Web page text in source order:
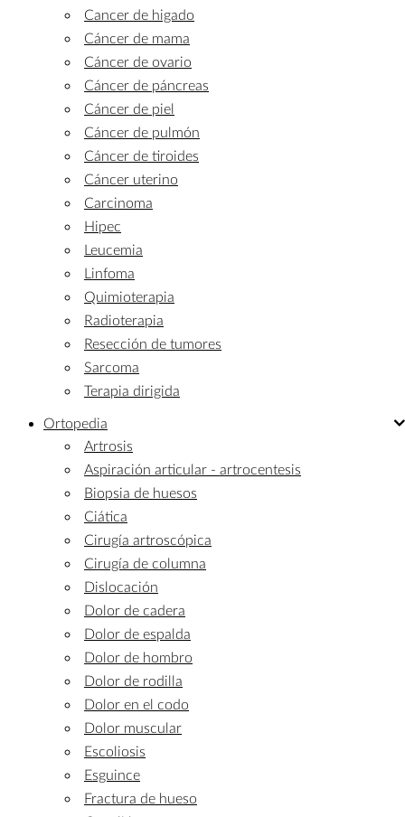
Cancer de higado
Cáncer de mama
Cáncer de ovario
Cáncer de páncreas
Cáncer de piel
Cáncer de pulmón
Cáncer de tiroides
Cáncer uterino
Carcinoma
Hipec
Leucemia
Linfoma
Quimioterapia
Radioterapia
Resección de tumores
Sarcoma
Terapia dirigida
Ortopedia
Artrosis
Aspiración articular - artrocentesis
Biopsia de huesos
Ciática
Cirugía artroscópica
Cirugía de columna
Dislocación
Dolor de cadera
Dolor de espalda
Dolor de hombro
Dolor de rodilla
Dolor en el codo
Dolor muscular
Escoliosis
Esguince
Fractura de hueso